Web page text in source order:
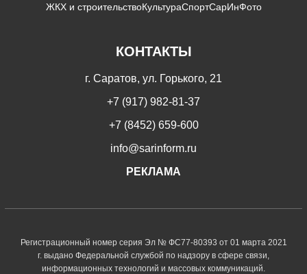
ЖКХ и строительствоКультураСпортСарИнФото
КОНТАКТЫ
г. Саратов, ул. Горького, 21
+7 (917) 982-81-37
+7 (8452) 659-600
info@sarinform.ru
РЕКЛАМА
Регистрационный номер серия Эл № ФС77-80393 от 01 марта 2021
г. выдано Федеральной службой по надзору в сфере связи,
информационных технологий и массовых коммуникаций.